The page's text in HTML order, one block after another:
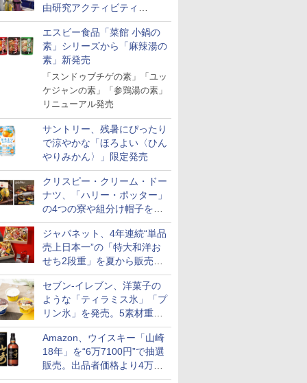
由研究アクティビティ
「Fisherman's Academy」を
実施中
エスビー食品「菜館 小鍋の
素」シリーズから「麻辣湯の
素」新発売
「スンドゥブチゲの素」「ユッ
ケジャンの素」「参鶏湯の素」
リニューアル発売
サントリー、残暑にぴったり
で涼やかな「ほろよい〈ひん
やりみかん〉」限定発売
クリスピー・クリーム・ドー
ナツ、「ハリー・ポッター」
の4つの寮や組分け帽子をイ
メージしたドーナツなど発売
ジャパネット、4年連続“単品
売上日本一”の「特大和洋お
せち2段重」を夏から販売。
73品・年越しそば付き
セブン-イレブン、洋菓子の
ような「ティラミス氷」「プ
リン氷」を発売。5素材重ね
と2層仕立ての濃厚な味わい
Amazon、ウイスキー「山崎
18年」を“6万7100円”で抽選
販売。出品者価格より4万
9700円以上お得